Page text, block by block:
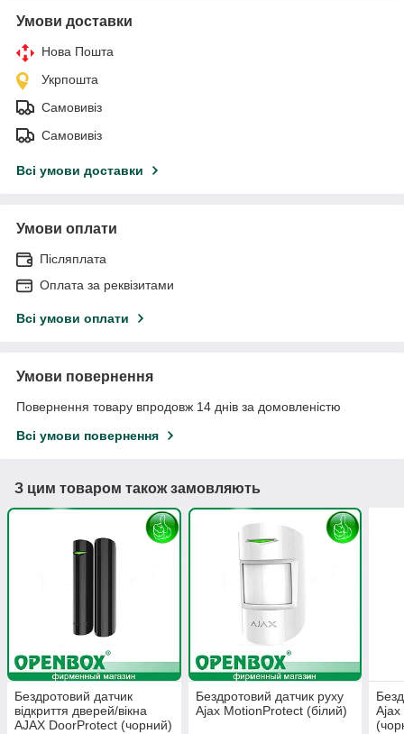
Умови доставки
Нова Пошта
Укрпошта
Самовивіз
Самовивіз
Всі умови доставки
Умови оплати
Післяплата
Оплата за реквізитами
Всі умови оплати
Умови повернення
Повернення товару впродовж 14 днів за домовленістю
Всі умови повернення
З цим товаром також замовляють
Бездротовий датчик
відкриття дверей/вікна
AJAX DoorProtect (чорний)
Бездротовий датчик руху
Ajax MotionProtect (білий)
Ajax